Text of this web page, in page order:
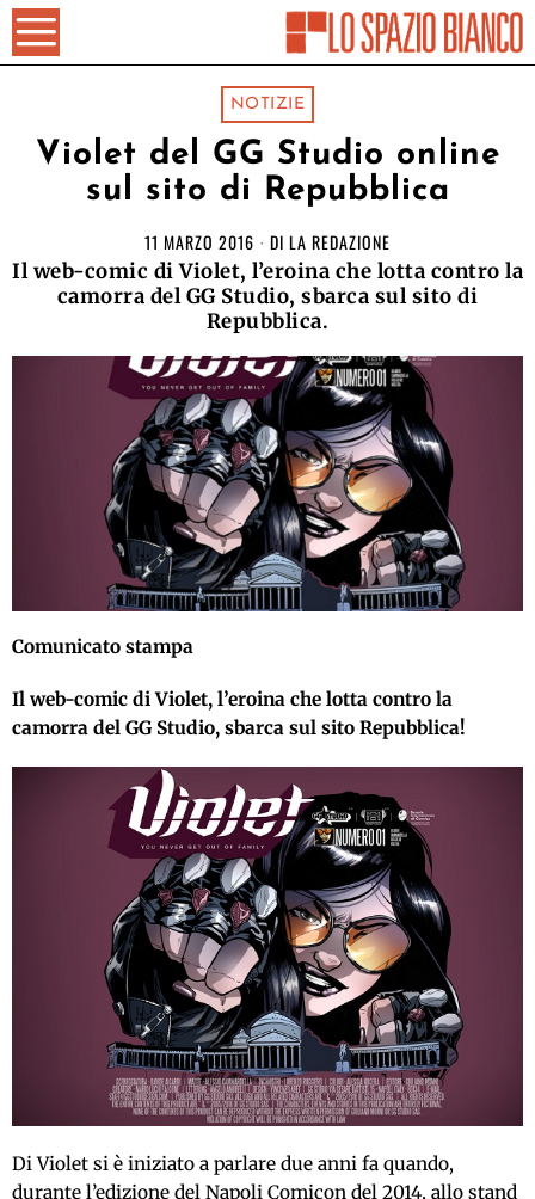
NOTIZIE
Violet del GG Studio online
sul sito di Repubblica
11 MARZO 2016 DI LA REDAZIONE
Il web-comic di Violet, l’eroina che lotta contro la
camorra del GG Studio, sbarca sul sito di
Repubblica.
Comunicato stampa
Il web-comic di Violet, l’eroina che lotta contro la
camorra del GG Studio, sbarca sul sito Repubblica!
Di Violet si è iniziato a parlare due anni fa quando,
durante l’edizione del Napoli Comicon del 2014, allo stand